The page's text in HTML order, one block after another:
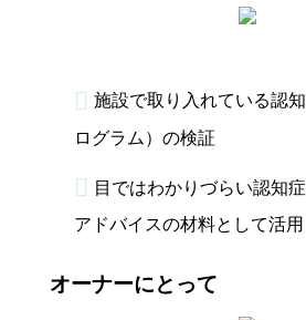
施設で取り入れている認
ログラム）の検証
目ではわかりづらい認知
アドバイスの材料として活用
オーナーにとって